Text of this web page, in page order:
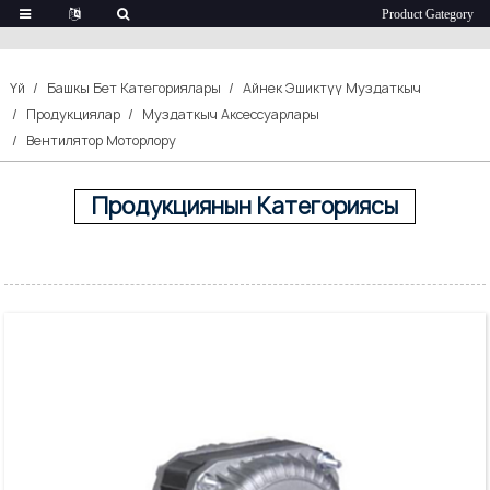
Вентилятор Моторлору
Үй Башкы Бет Категориялары
Айнек Эшиктүү Муздаткыч
Продукциялар
Муздаткыч Аксессуарлары
Вентилятор Моторлору
Продукциянын Категориясы